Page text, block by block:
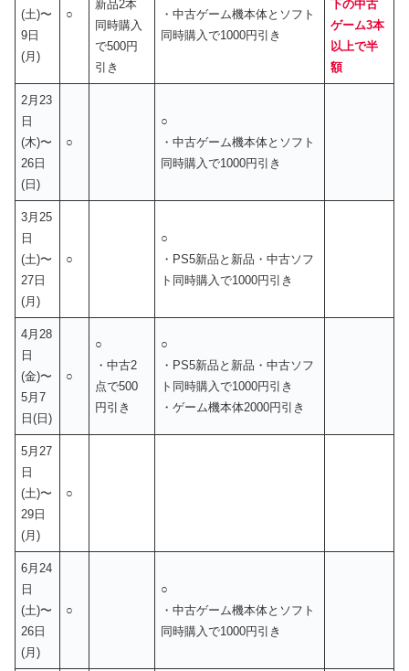
(土)〜
9日
(月)
○
新品2本
同時購入
で500円
引き
・中古ゲーム機本体とソフト
同時購入で1000円引き
下の中古
ゲーム3本
以上で半
額
2月23
日
(木)〜
26日
(日)
○
○
・中古ゲーム機本体とソフト
同時購入で1000円引き
3月25
日
(土)〜
27日
(月)
○
○
・PS5新品と新品・中古ソフ
ト同時購入で1000円引き
4月28
日
(金)〜
5月7
日(日)
○
○
・中古2
点で500
円引き
○
・PS5新品と新品・中古ソフ
ト同時購入で1000円引き
・ゲーム機本体2000円引き
5月27
日
(土)〜
29日
(月)
○
6月24
日
(土)〜
26日
(月)
○
○
・中古ゲーム機本体とソフト
同時購入で1000円引き